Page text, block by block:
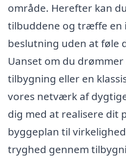
område. Herefter kan
tilbuddene og træffe en
beslutning uden at føle
Uanset om du
tilbygning eller en
vores netværk af
dig med at realisere dit
byggeplan til
tryghed gennem